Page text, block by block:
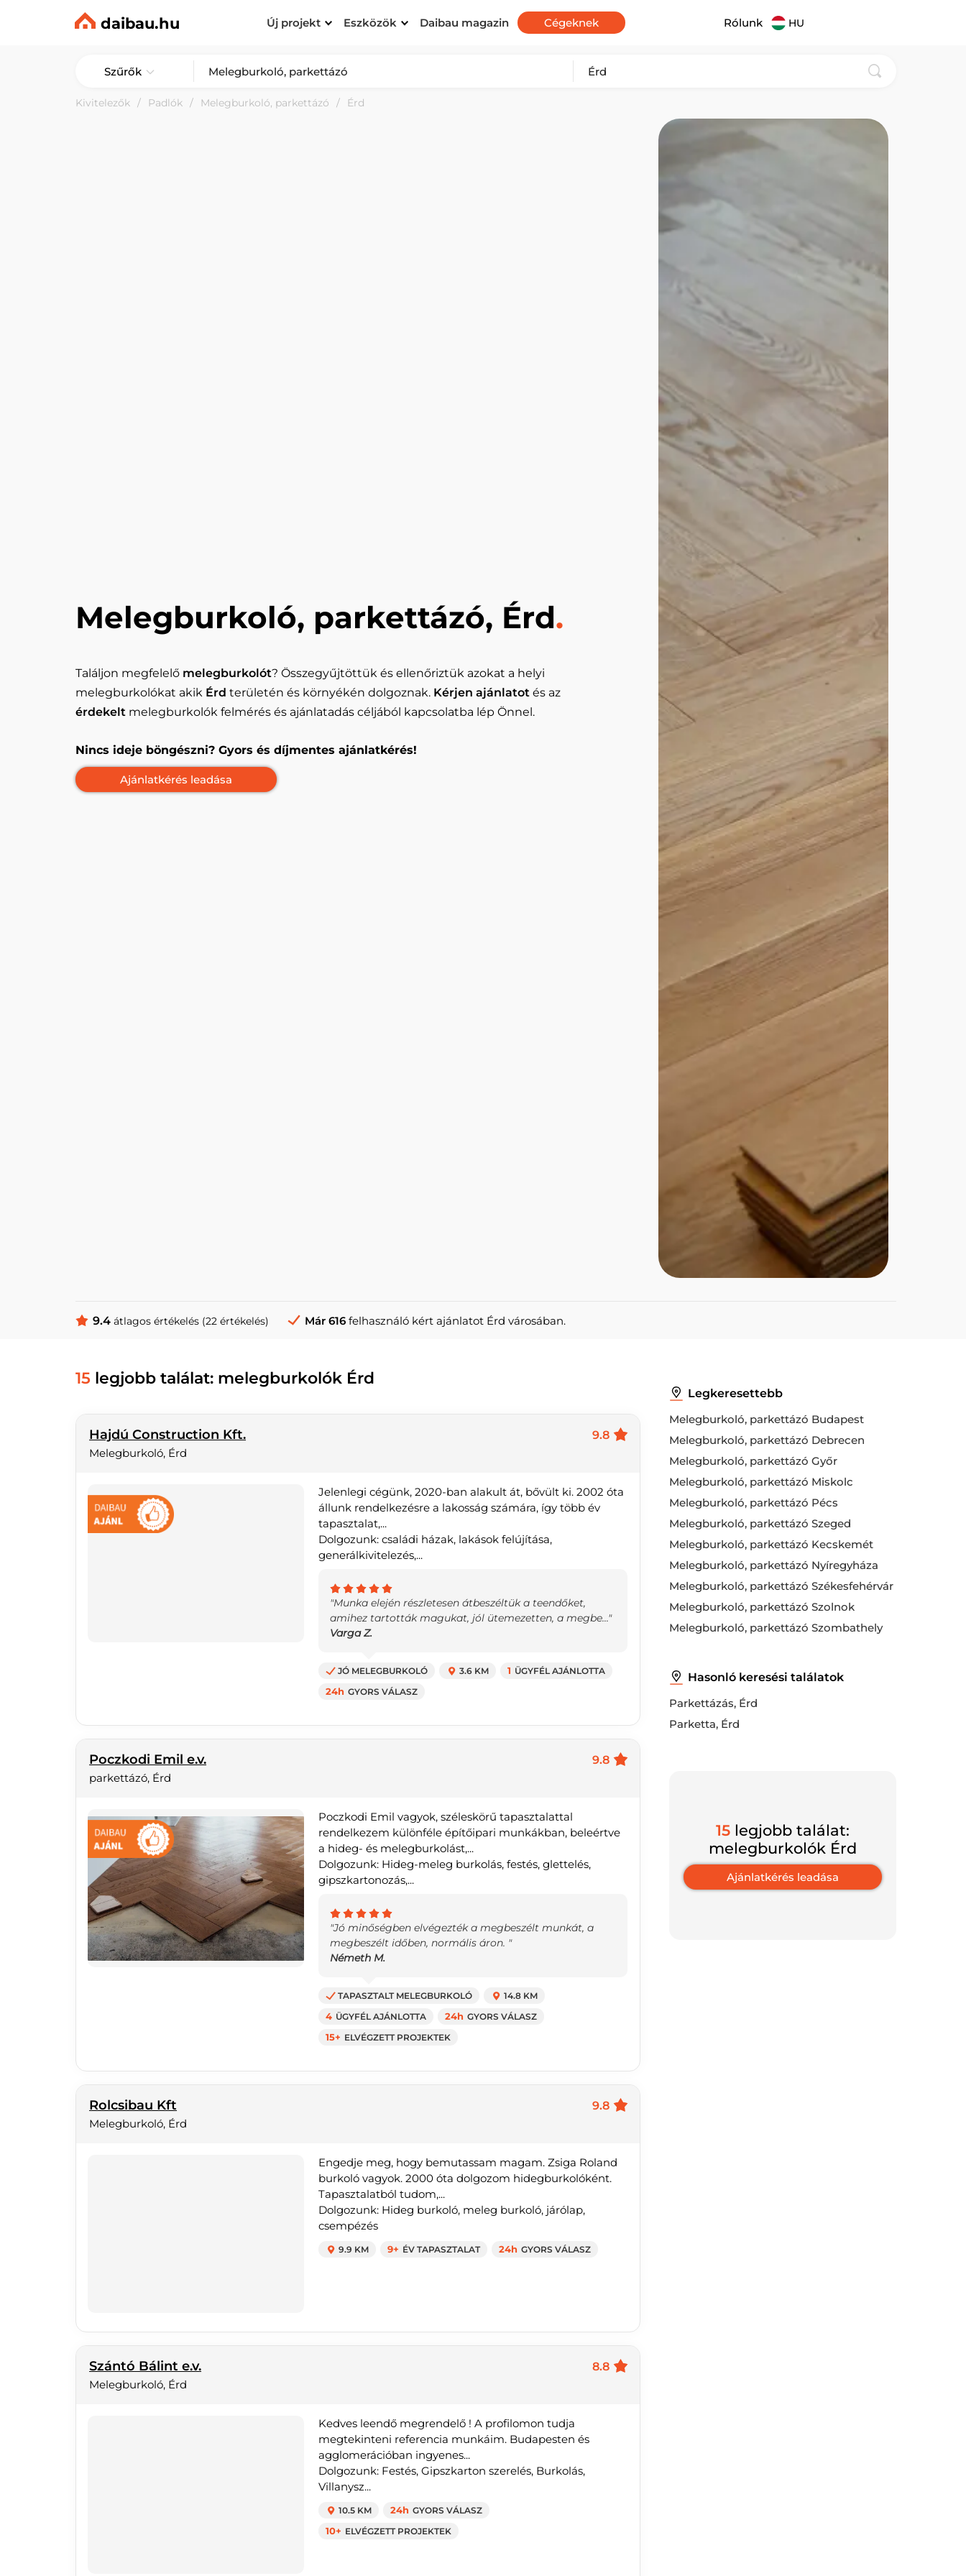
daibau.hu Új projekt Eszközök Daibau magazin Cégeknek Rólunk HU
Szűrők
Kivitelezők Padlók Melegburkoló, parkettázó Érd
Melegburkoló, parkettázó, Érd.
Találjon megfelelő melegburkolót? Összegyűjtöttük és ellenőriztük azokat a helyi
melegburkolókat akik Érd területén és környékén dolgoznak. Kérjen ajánlatot és az
érdekelt melegburkolók felmérés és ajánlatadás céljából kapcsolatba lép Önnel.
Nincs ideje böngészni? Gyors és díjmentes ajánlatkérés!
9.4 átlagos értékelés (22 értékelés) Már 616 felhasználó kért ajánlatot Érd városában.
15 legjobb találat: melegburkolók Érd
Hajdú Construction Kft.
9.8
Melegburkoló, Érd
Jelenlegi cégünk, 2020-ban alakult át, bővült ki. 2002 óta
állunk rendelkezésre a lakosság számára, így több év
tapasztalat,...
Dolgozunk: családi házak, lakások felújítása,
generálkivitelezés,...
"Munka elején részletesen átbeszéltük a teendőket,
amihez tartották magukat, jól ütemezetten, a megbe..."
Varga Z.
JÓ MELEGBURKOLÓ 3.6 KM 1 ÜGYFÉL AJÁNLOTTA
24h GYORS VÁLASZ
Poczkodi Emil e.v.
9.8
parkettázó, Érd
Poczkodi Emil vagyok, széleskörű tapasztalattal
rendelkezem különféle építőipari munkákban, beleértve
a hideg- és melegburkolást,...
Dolgozunk: Hideg-meleg burkolás, festés, glettelés,
gipszkartonozás,...
"Jó minőségben elvégezték a megbeszélt munkát, a
megbeszélt időben, normális áron. "
Németh M.
TAPASZTALT MELEGBURKOLÓ
14.8 KM
4 ÜGYFÉL AJÁNLOTTA 24h GYORS VÁLASZ
15+ ELVÉGZETT PROJEKTEK
Rolcsibau Kft
9.8
Melegburkoló, Érd
Engedje meg, hogy bemutassam magam. Zsiga Roland
burkoló vagyok. 2000 óta dolgozom hidegburkolóként.
Tapasztalatból tudom,...
Dolgozunk: Hideg burkoló, meleg burkoló, járólap,
csempézés
9.9 KM 9+ ÉV TAPASZTALAT 24h GYORS VÁLASZ
Szántó Bálint e.v.
8.8
Melegburkoló, Érd
Kedves leendő megrendelő ! A profilomon tudja
megtekinteni referencia munkáim. Budapesten és
agglomerációban ingyenes...
Dolgozunk: Festés, Gipszkarton szerelés, Burkolás,
Villanysz...
10.5 KM 24h GYORS VÁLASZ
10+ ELVÉGZETT PROJEKTEK
Legkeresettebb
Melegburkoló, parkettázó Budapest
Melegburkoló, parkettázó Debrecen
Melegburkoló, parkettázó Győr
Melegburkoló, parkettázó Miskolc
Melegburkoló, parkettázó Pécs
Melegburkoló, parkettázó Szeged
Melegburkoló, parkettázó Kecskemét
Melegburkoló, parkettázó Nyíregyháza
Melegburkoló, parkettázó Székesfehérvár
Melegburkoló, parkettázó Szolnok
Melegburkoló, parkettázó Szombathely
Hasonló keresési találatok
Parkettázás, Érd
Parketta, Érd
15legjobb találat:
melegburkolók Érd